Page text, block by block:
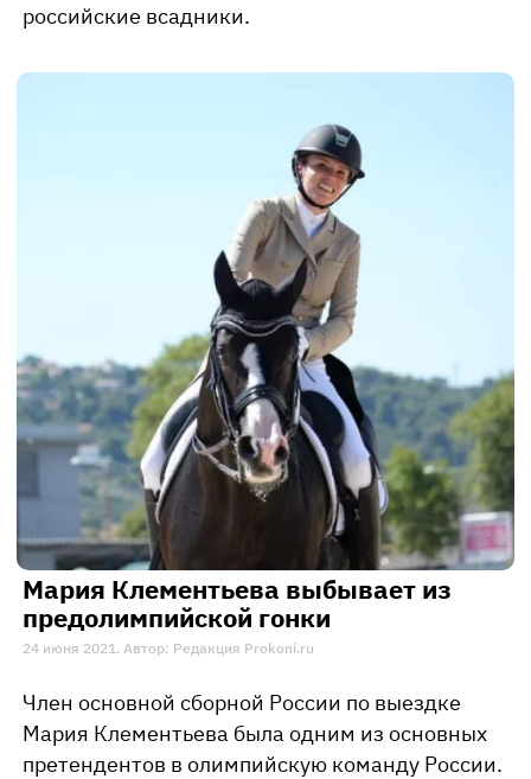
российские всадники.
Мария Клементьева выбывает из
предолимпийской гонки
24 июня 2021. Автор: Редакция Prokoni.ru
Член основной сборной России по выездке
Мария Клементьева была одним из основных
претендентов в олимпийскую команду России.